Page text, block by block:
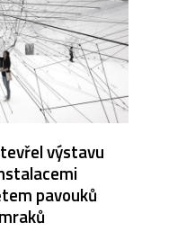
výstavu
pavouků